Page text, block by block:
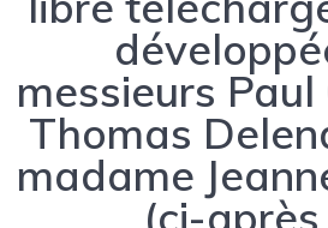
messieurs Paul
Thomas
madame
(ci-après